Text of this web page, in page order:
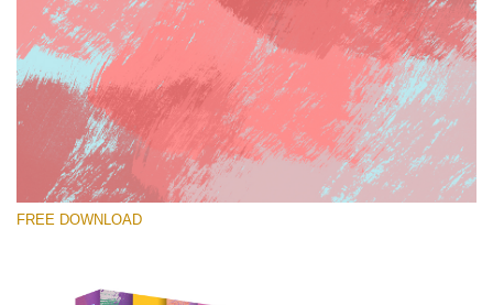
FREE DOWNLOAD